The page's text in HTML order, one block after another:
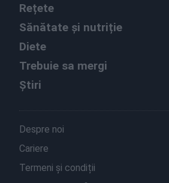
Rețete
Sănătate și nutriție
Diete
Trebuie sa mergi
Știri
Despre noi
Cariere
Termeni și condiții